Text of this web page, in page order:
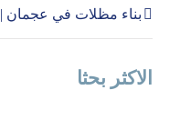
بناء مظلات في عجمان |0544026642| مظلات سيارات
الاكثر بحثا